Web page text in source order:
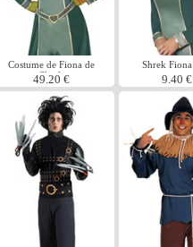
Costume de Fiona de
Shrek
49.20 €
Shrek
9.40 €